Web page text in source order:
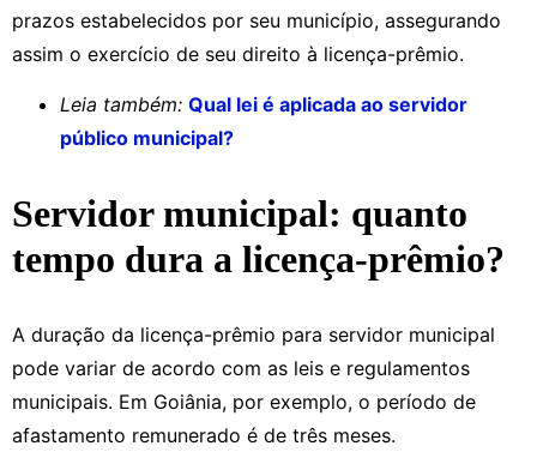
prazos estabelecidos por seu município, assegurando
assim o exercício de seu direito à licença-prêmio.
Leia também: Qual lei é aplicada ao servidor
público municipal?
Servidor municipal: quanto
tempo dura a licença-prêmio?
A duração da licença-prêmio para servidor municipal
pode variar de acordo com as leis e regulamentos
municipais. Em Goiânia, por exemplo, o período de
afastamento remunerado é de três meses.